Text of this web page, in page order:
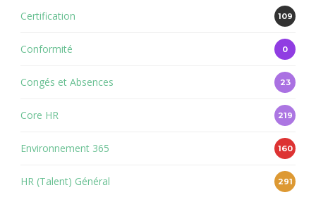
Certification 109
Conformité 0
Congés et Absences 23
Core HR 219
Environnement 365 160
HR (Talent) Général 291